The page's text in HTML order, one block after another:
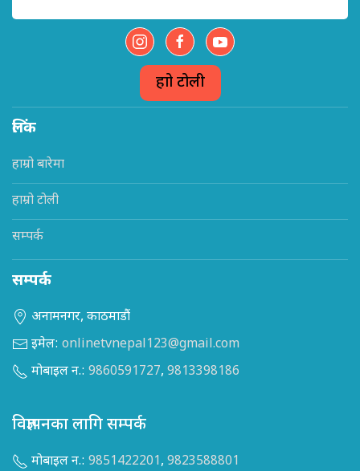
हाम्रो टोली
लिंक
हाम्रो बारेमा
हाम्रो टोली
सम्पर्क
सम्पर्क
अनामनगर, काठमाडौं
इमेल: onlinetvnepal123@gmail.com
मोबाइल न.: 9860591727, 9813398186
विज्ञापनका लागि सम्पर्क
मोबाइल न.: 9851422201, 9823588801